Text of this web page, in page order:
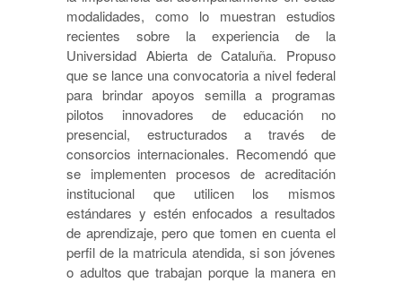
modalidades, como lo muestran estudios
recientes sobre la experiencia de la
Universidad Abierta de Cataluña. Propuso
que se lance una convocatoria a nivel federal
para brindar apoyos semilla a programas
pilotos innovadores de educación no
presencial, estructurados a través de
consorcios internacionales. Recomendó que
se implementen procesos de acreditación
institucional que utilicen los mismos
estándares y estén enfocados a resultados
de aprendizaje, pero que tomen en cuenta el
perfil de la matricula atendida, si son jóvenes
o adultos que trabajan porque la manera en